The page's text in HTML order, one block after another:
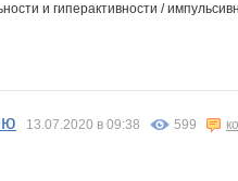
и гиперактивности /
13.07.2020 в 09:38 599